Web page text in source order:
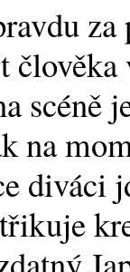
scéně
na
diváci